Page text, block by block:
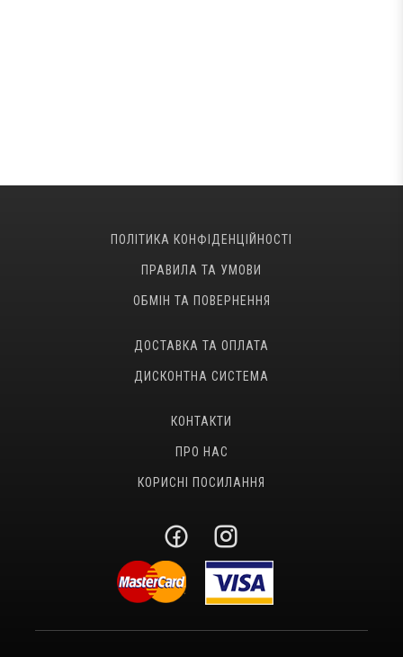
ПОЛІТИКА КОНФІДЕНЦІЙНОСТІ
ПРАВИЛА ТА УМОВИ
ОБМІН ТА ПОВЕРНЕННЯ
ДОСТАВКА ТА ОПЛАТА
ДИСКОНТНА СИСТЕМА
КОНТАКТИ
ПРО НАС
КОРИСНІ ПОСИЛАННЯ